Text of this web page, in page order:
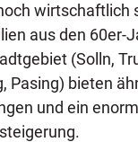
wirtschaftlich
aus den 60er-
(Solln,
Pasing) bieten
und ein